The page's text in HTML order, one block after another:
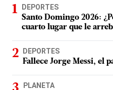
DEPORTES
Santo Domingo 2026:
cuarto lugar que le
DEPORTES
Fallece Jorge Messi, el
PLANETA